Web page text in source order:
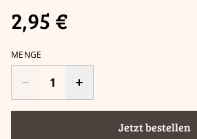
2,95 €
MENGE
Jetzt bestellen